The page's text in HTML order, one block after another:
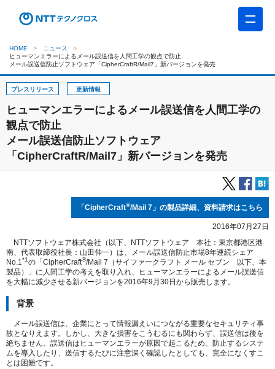
HOME
ニュース
ヒューマンエラーによるメール誤送信を人間工学の観点で防止
メール誤送信防止ソフトウェア「CipherCraftR/Mail7」新バージョンを発売
プレスリリース 更新情報
ヒューマンエラーによるメール誤送信を人間工学の
観点で防止
メール誤送信防止ソフトウェア
「CipherCraftR/Mail7」新バージョンを発売
「CipherCraft®/Mail 7」の製品詳細、資料請求はこちら
2016年07月27日
NTTソフトウェア株式会社（以下、NTTソフトウェア 本社：東京都港区港
南、代表取締役社長：山田伸一）は、メール誤送信防止市場8年連続シェア
No.1*1の「CipherCraft®/Mail 7（サイファークラフト メール セブン 以下、本
製品）」に人間工学の考えを取り入れ、ヒューマンエラーによるメール誤送信
を大幅に減少させる新バージョンを2016年9月30日から販売します。
背景
メール誤送信は、企業にとって情報漏えいにつながる重要なセキュリティ事
故となりえます。しかし、大きな損害をこうむるにも関わらず、誤送信は後を
絶ちません。誤送信はヒューマンエラーが原因で起こるため、防止するシステ
ムを導入したり、送信するたびに注意深く確認したとしても、完全になくすこ
とは困難です。